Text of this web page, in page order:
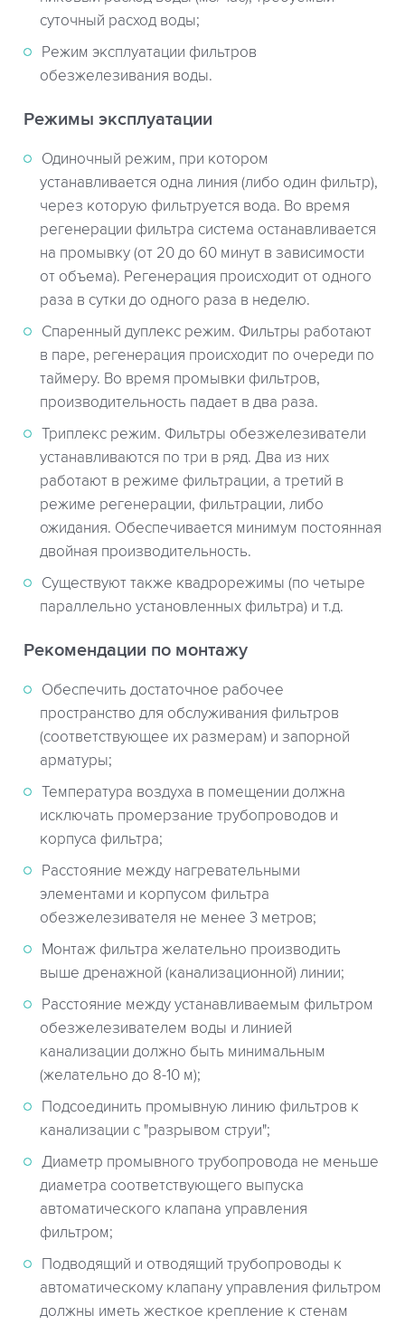
суточный расход воды;
Режим эксплуатации фильтров
обезжелезивания воды.
Режимы эксплуатации
Одиночный режим, при котором
устанавливается одна линия (либо один фильтр),
через которую фильтруется вода. Во время
регенерации фильтра система останавливается
на промывку (от 20 до 60 минут в зависимости
от объема). Регенерация происходит от одного
раза в сутки до одного раза в неделю.
Спаренный дуплекс режим. Фильтры работают
в паре, регенерация происходит по очереди по
таймеру. Во время промывки фильтров,
производительность падает в два раза.
Триплекс режим. Фильтры обезжелезиватели
устанавливаются по три в ряд. Два из них
работают в режиме фильтрации, а третий в
режиме регенерации, фильтрации, либо
ожидания. Обеспечивается минимум постоянная
двойная производительность.
Существуют также квадрорежимы (по четыре
параллельно установленных фильтра) и т.д.
Рекомендации по монтажу
Обеспечить достаточное рабочее
пространство для обслуживания фильтров
(соответствующее их размерам) и запорной
арматуры;
Температура воздуха в помещении должна
исключать промерзание трубопроводов и
корпуса фильтра;
Расстояние между нагревательными
элементами и корпусом фильтра
обезжелезивателя не менее 3 метров;
Монтаж фильтра желательно производить
выше дренажной (канализационной) линии;
Расстояние между устанавливаемым фильтром
обезжелезивателем воды и линией
канализации должно быть минимальным
(желательно до 8-10 м);
Подсоединить промывную линию фильтров к
канализации с "разрывом струи";
Диаметр промывного трубопровода не меньше
диаметра соответствующего выпуска
автоматического клапана управления
фильтром;
Подводящий и отводящий трубопроводы к
автоматическому клапану управления фильтром
должны иметь жесткое крепление к стенам